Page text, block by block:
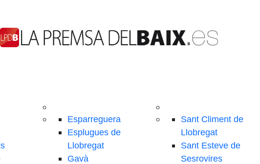
Esparreguera
Esplugues de
Llobregat
Gavà
Sant Climent de
Llobregat
Sant Esteve de
Sesrovires